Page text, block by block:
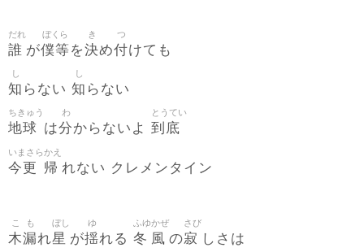
誰
だれ
が僕等
ぼくら
を決
き
め付
つ
けても
知
し
らない 知
し
らない
地球
ちきゅう
は分
わ
からないよ 到底
とうてい
今更
いまさら
帰
かえ
れない クレメンタイン
木
こ
漏
も
れ星
ぼし
が揺
ゆ
れる 冬
ふゆ
風
かぜ
の寂
さび
しさは